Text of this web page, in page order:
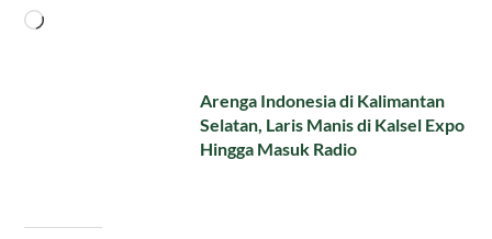
Memuat...
Arenga Indonesia di Kalimantan
Selatan, Laris Manis di Kalsel Expo
Hingga Masuk Radio